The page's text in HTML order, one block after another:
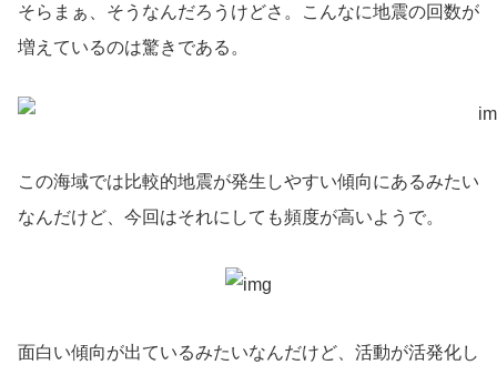
そらまぁ、そうなんだろうけどさ。こんなに地震の回数が
増えているのは驚きである。
この海域では比較的地震が発生しやすい傾向にあるみたい
なんだけど、今回はそれにしても頻度が高いようで。
面白い傾向が出ているみたいなんだけど、活動が活発化し